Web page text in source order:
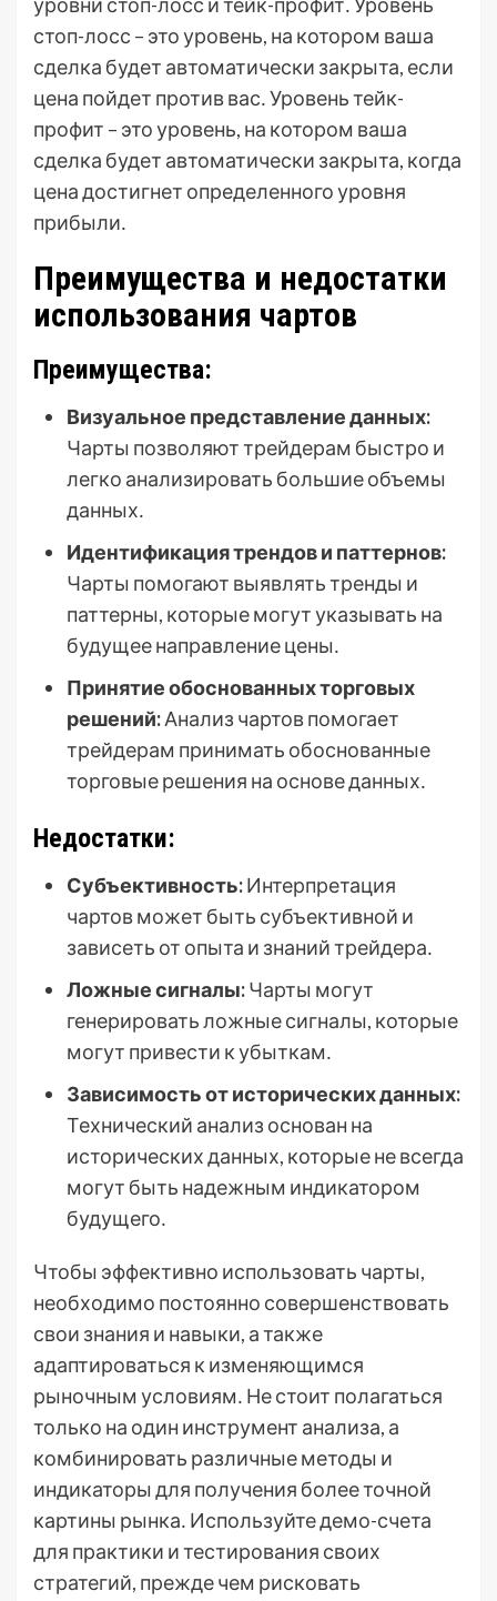
стоп-лосс – это уровень, на котором ваша
сделка будет автоматически закрыта, если
цена пойдет против вас․ Уровень тейк-
профит – это уровень, на котором ваша
сделка будет автоматически закрыта, когда
цена достигнет определенного уровня
прибыли․
Преимущества и недостатки
использования чартов
Преимущества:
Визуальное представление данных:
Чарты позволяют трейдерам быстро и
легко анализировать большие объемы
данных․
Идентификация трендов и паттернов:
Чарты помогают выявлять тренды и
паттерны, которые могут указывать на
будущее направление цены․
Принятие обоснованных торговых
решений:Анализ чартов помогает
трейдерам принимать обоснованные
торговые решения на основе данных․
Недостатки:
Субъективность:Интерпретация
чартов может быть субъективной и
зависеть от опыта и знаний трейдера․
Ложные сигналы:Чарты могут
генерировать ложные сигналы, которые
могут привести к убыткам․
Зависимость от исторических данных:
Технический анализ основан на
исторических данных, которые не всегда
могут быть надежным индикатором
будущего․
Чтобы эффективно использовать чарты,
необходимо постоянно совершенствовать
свои знания и навыки, а также
адаптироваться к изменяющимся
рыночным условиям․ Не стоит полагаться
только на один инструмент анализа, а
комбинировать различные методы и
индикаторы для получения более точной
картины рынка․ Используйте демо-счета
для практики и тестирования своих
стратегий, прежде чем рисковать